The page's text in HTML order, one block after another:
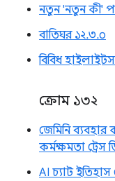
নতুন 'নতুন কী'
বাতিঘর ১২.৩.০
বিবিধ হাইলাইটস
ক্রোম ১৩২
জেমিনি
কর্মক্ষমতা
AI চ্যাট